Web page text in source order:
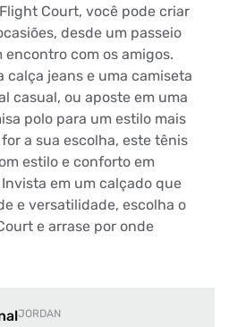
Court, você pode criar
desde um passeio
com os amigos.
calça jeans e uma camiseta
casual, ou aposte em uma
polo para um estilo mais
a sua escolha, este tênis
estilo e conforto em
em um calçado que
e versatilidade, escolha o
e arrase por onde
JORDAN